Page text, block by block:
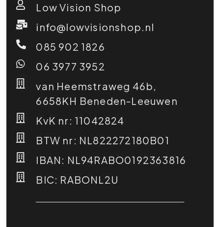
Low Vision Shop
info@lowvisionshop.nl
085 902 1826
06 3977 3952
van Heemstraweg 46b,
6658KH Beneden-Leeuwen
KvK nr: 11042824
BTW nr: NL822272180B01
IBAN: NL94RABO0192363816
BIC: RABONL2U